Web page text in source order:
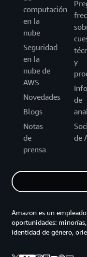
computación
en la
nube
Seguridad
en la
nube de
AWS
Novedades
Blogs
Notas
de
prensa
y
de
de
Amazon es un
oportunidades:
identidad de género,